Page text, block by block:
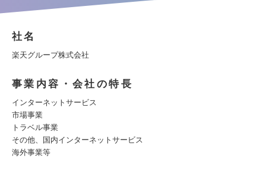
社名
楽天グループ株式会社
事業内容・会社の特長
インターネットサービス
市場事業
トラベル事業
その他、国内インターネットサービス
海外事業等